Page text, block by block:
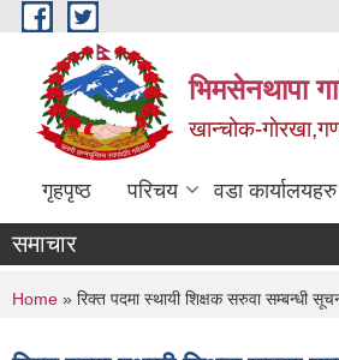
Skip to main content
भिमसेनथापा
खान्चोक-
गृहपृष्ठ परिचय वडा कार्यालयहरु
समाचार
You are here
Home » रिक्त पदमा स्थायी शिक्षक सरुवा सम्बन्धी